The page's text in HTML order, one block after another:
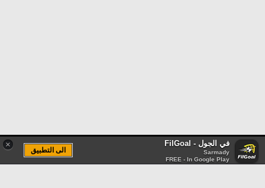
× في الجول - FilGoal
Sarmady
FREE - In Google Play
الى التطبيق